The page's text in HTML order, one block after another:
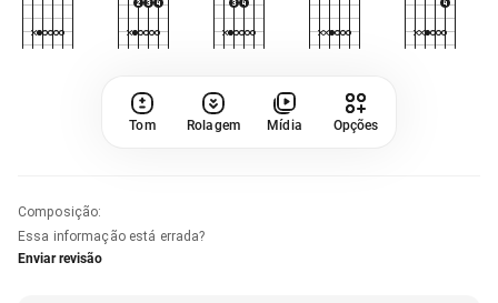
Tom Rolagem Mídia Opções
Composição:
Essa informação está errada?
Enviar revisão